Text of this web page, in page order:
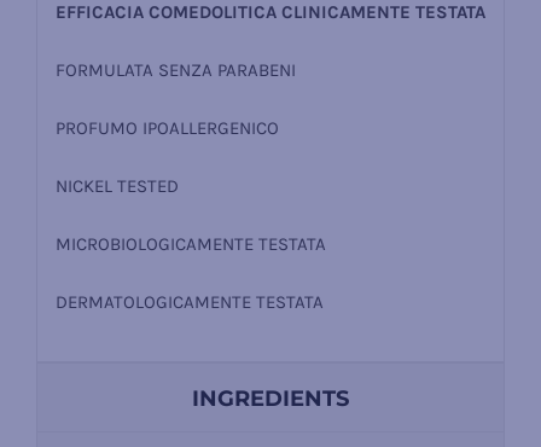
EFFICACIA COMEDOLITICA CLINICAMENTE TESTATA
FORMULATA SENZA PARABENI
PROFUMO IPOALLERGENICO
NICKEL TESTED
MICROBIOLOGICAMENTE TESTATA
DERMATOLOGICAMENTE TESTATA
INGREDIENTS